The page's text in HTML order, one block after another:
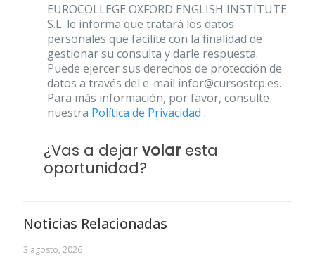
EUROCOLLEGE OXFORD ENGLISH INSTITUTE
S.L. le informa que tratará los datos
personales que facilite con la finalidad de
gestionar su consulta y darle respuesta.
Puede ejercer sus derechos de protección de
datos a través del e-mail infor@cursostcp.es.
Para más información, por favor, consulte
nuestra Política de Privacidad .
¿Vas a dejar volaresta
oportunidad?
Noticias Relacionadas
3 agosto, 2026